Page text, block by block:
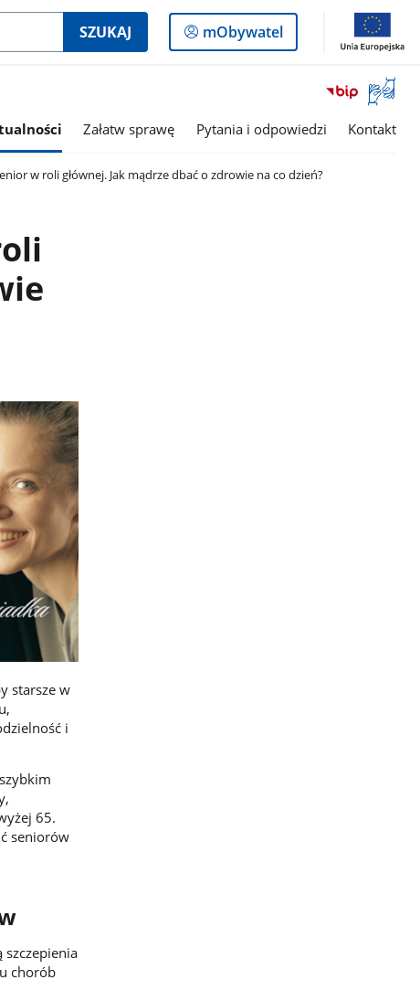
SZUKAJ
Logowanie
do
mObywatel
Otwórz
okno
z
Załatw sprawę Pytania i odpowiedzi Kontakt
w roli głównej. Jak mądrze dbać o zdrowie na co dzień?
starsze w
i
65.
seniorów
chorób